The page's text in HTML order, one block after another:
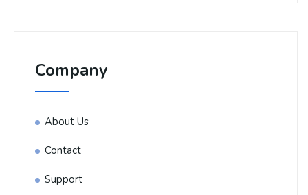
Company
About Us
Contact
Support